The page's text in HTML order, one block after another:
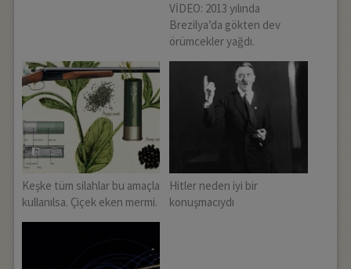
VİDEO: 2013 yılında
Brezilya’da gökten dev
örümcekler yağdı.
Keşke tüm silahlar bu amaçla
kullanılsa. Çiçek eken mermi.
Hitler neden iyi bir
konuşmacıydı